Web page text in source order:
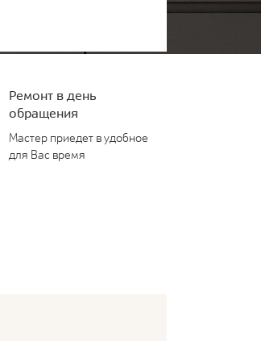
Ремонт в день
обращения
Мастер приедет в удобное
для Вас время